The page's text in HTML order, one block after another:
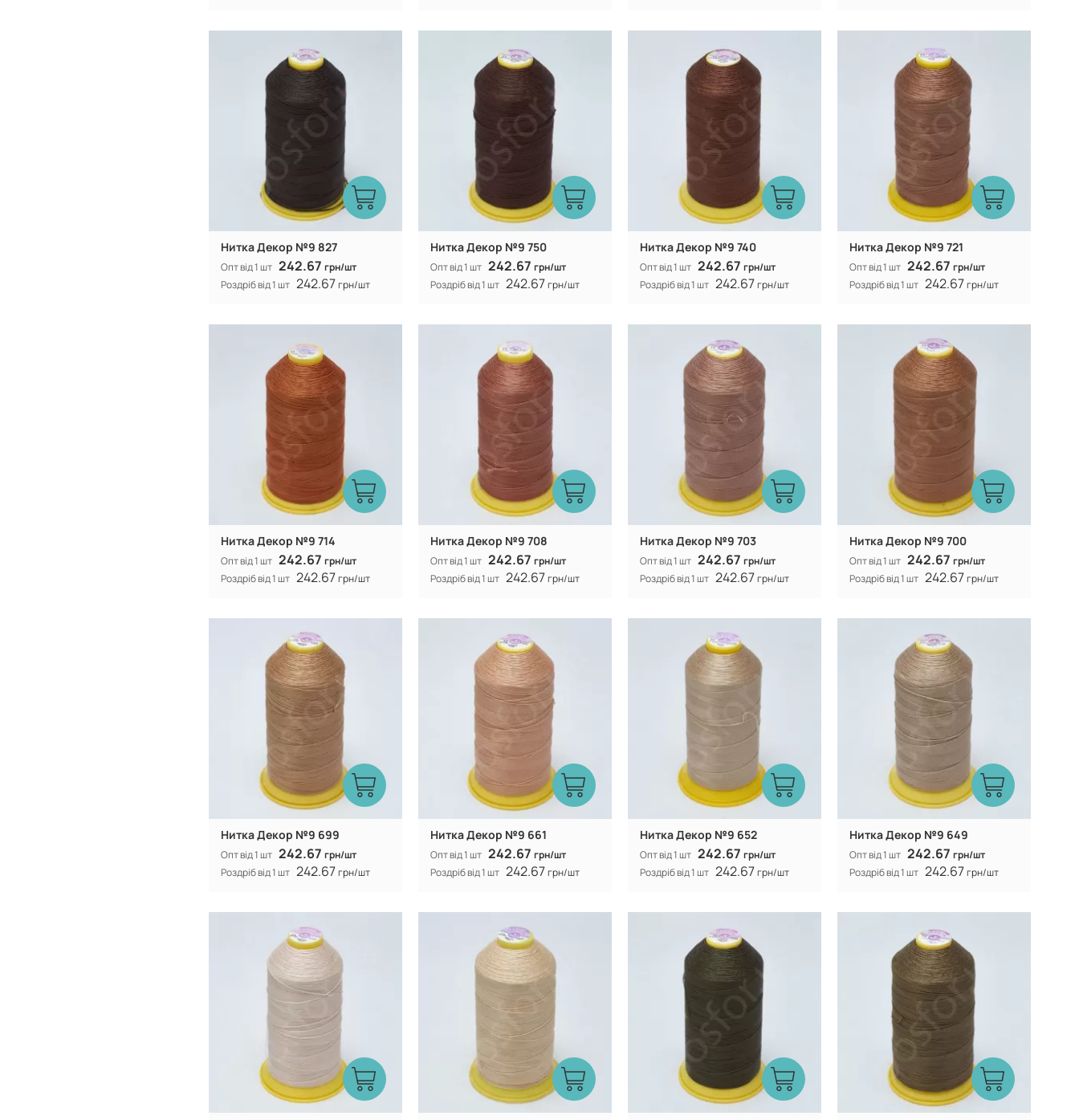
Туреччина
100% CF nylon
Нитка Декор №9 827
Опт від 1 шт 242.67 грн/шт
Роздріб від 1 шт 242.67грн/шт
Туреччина
100% CF nylon
Нитка Декор №9 750
Опт від 1 шт 242.67 грн/шт
Роздріб від 1 шт 242.67грн/шт
Туреччина
100% CF nylon
Нитка Декор №9 740
Опт від 1 шт 242.67 грн/шт
Роздріб від 1 шт 242.67грн/шт
Туреччина
100% CF nylon
Нитка Декор №9 721
Опт від 1 шт 242.67 грн/шт
Роздріб від 1 шт 242.67грн/шт
Туреччина
100% CF nylon
Нитка Декор №9 714
Опт від 1 шт 242.67 грн/шт
Роздріб від 1 шт 242.67грн/шт
Туреччина
100% CF nylon
Нитка Декор №9 708
Опт від 1 шт 242.67 грн/шт
Роздріб від 1 шт 242.67грн/шт
Туреччина
100% CF nylon
Нитка Декор №9 703
Опт від 1 шт 242.67 грн/шт
Роздріб від 1 шт 242.67грн/шт
Туреччина
100% CF nylon
Нитка Декор №9 700
Опт від 1 шт 242.67 грн/шт
Роздріб від 1 шт 242.67грн/шт
Туреччина
100% CF nylon
Нитка Декор №9 699
Опт від 1 шт 242.67 грн/шт
Роздріб від 1 шт 242.67грн/шт
Туреччина
100% CF nylon
Нитка Декор №9 661
Опт від 1 шт 242.67 грн/шт
Роздріб від 1 шт 242.67грн/шт
Туреччина
100% CF nylon
Нитка Декор №9 652
Опт від 1 шт 242.67 грн/шт
Роздріб від 1 шт 242.67грн/шт
Туреччина
100% CF nylon
Нитка Декор №9 649
Опт від 1 шт 242.67 грн/шт
Роздріб від 1 шт 242.67грн/шт
Туреччина
100% CF nylon
Туреччина
100% CF nylon
Туреччина
100% CF nylon
Туреччина
100% CF nylon